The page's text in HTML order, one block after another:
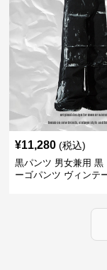
¥11,280 (税込)
黒パンツ 男女兼用 黒
ーゴパンツ ヴィンテ